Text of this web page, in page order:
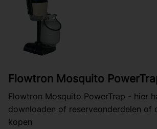
Flowtron Mosquito
Flowtron Mosquito PowerTrap - hier
downloaden of reserveonderdelen of
kopen